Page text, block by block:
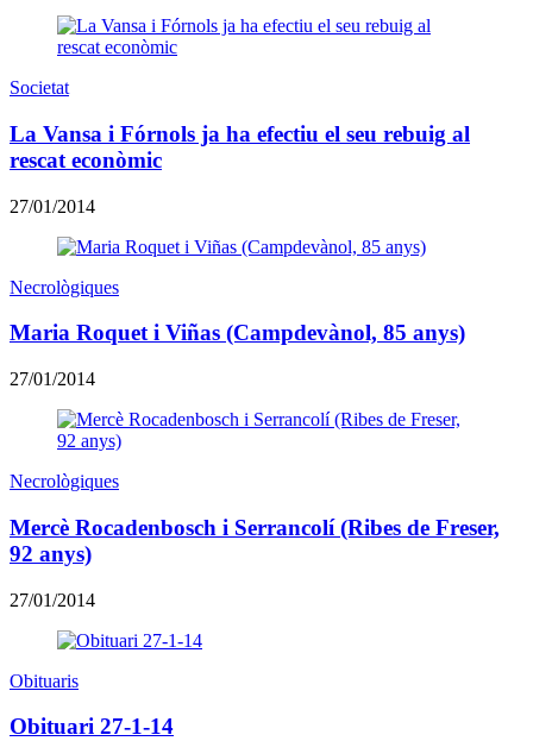
Societat
La Vansa i Fórnols ja ha efectiu el seu rebuig al
rescat econòmic
27/01/2014
Necrològiques
Maria Roquet i Viñas (Campdevànol, 85 anys)
27/01/2014
Necrològiques
Mercè Rocadenbosch i Serrancolí (Ribes de Freser,
92 anys)
27/01/2014
Obituaris
Obituari 27-1-14